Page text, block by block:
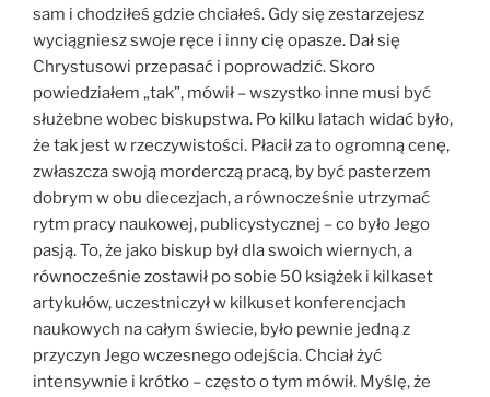
sam i chodziłeś gdzie chciałeś. Gdy się zestarzejesz
wyciągniesz swoje ręce i inny cię opasze. Dał się
Chrystusowi przepasać i poprowadzić. Skoro
powiedziałem „tak”, mówił – wszystko inne musi być
służebne wobec biskupstwa. Po kilku latach widać było,
że tak jest w rzeczywistości. Płacił za to ogromną cenę,
zwłaszcza swoją morderczą pracą, by być pasterzem
dobrym w obu diecezjach, a równocześnie utrzymać
rytm pracy naukowej, publicystycznej – co było Jego
pasją. To, że jako biskup był dla swoich wiernych, a
równocześnie zostawił po sobie 50 książek i kilkaset
artykułów, uczestniczył w kilkuset konferencjach
naukowych na całym świecie, było pewnie jedną z
przyczyn Jego wczesnego odejścia. Chciał żyć
intensywnie i krótko – często o tym mówił. Myślę, że